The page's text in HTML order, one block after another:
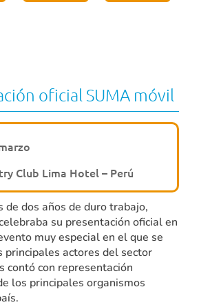
oficial SUMA móvil
Club Lima Hotel – Perú
de dos años de duro trabajo,
su presentación oficial en
muy especial en el que se
principales actores del sector
contó con representación
los principales organismos